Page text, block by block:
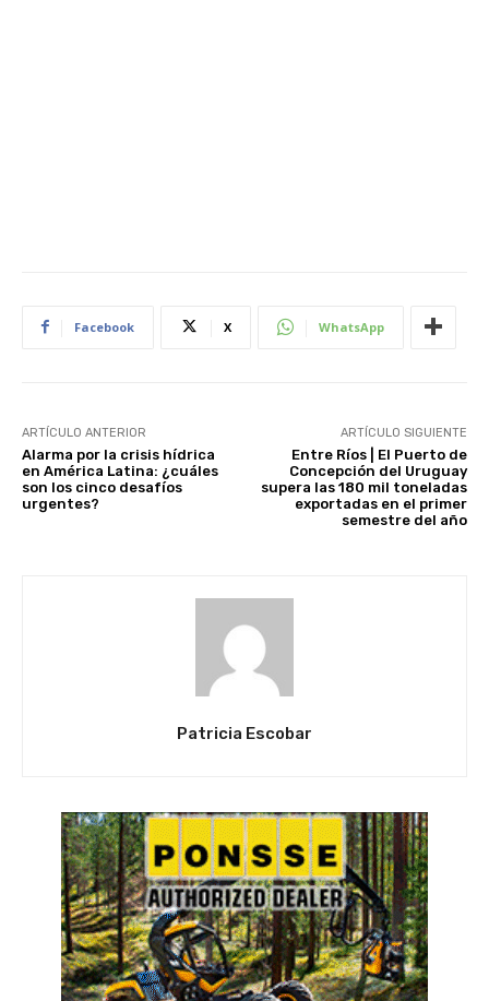
Facebook X WhatsApp
ARTÍCULO ANTERIOR
Alarma por la crisis hídrica
en América Latina: ¿cuáles
son los cinco desafíos
urgentes?
ARTÍCULO SIGUIENTE
Entre Ríos | El Puerto de
Concepción del Uruguay
supera las 180 mil toneladas
exportadas en el primer
semestre del año
Patricia Escobar